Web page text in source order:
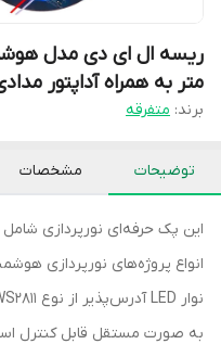
متر به همراه آداپتور
برند: متفرقه
توضیحات مشخصات
این پک حرفه‌ای نورپردازی
به صورت مستقل قابل کنترل